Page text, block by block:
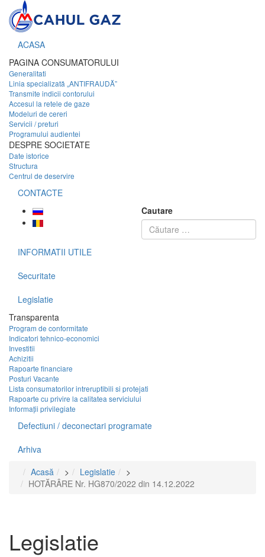
ACASA
PAGINA CONSUMATORULUI
Generalitati
Linia specializată „ANTIFRAUDĂ”
Transmite indicii contorului
Accesul la retele de gaze
Modeluri de cereri
Servicii / preturi
Programului audientei
DESPRE SOCIETATE
Date istorice
Structura
Centrul de deservire
CONTACTE
Cautare
INFORMATII UTILE
Securitate
Legislatie
Transparenta
Program de conformitate
Indicatori tehnico-economici
Investitii
Achizitii
Rapoarte financiare
Posturi Vacante
Lista consumatorilor intreruptibili si protejati
Rapoarte cu privire la calitatea serviciului
Informații privilegiate
Defectiuni / deconectari programate
Arhiva
Acasă
> Legislatie
>
HOTĂRÂRE Nr. HG870/2022 din 14.12.2022
Legislatie